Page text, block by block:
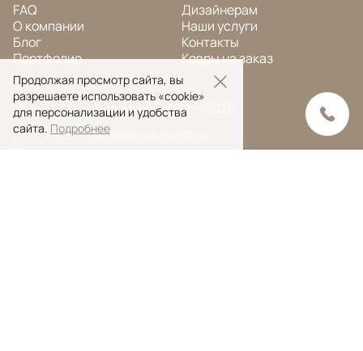
FAQ
О компании
Блог
Портфолио
Дизайнерам
Наши услуги
Контакты
Ковры на заказ
© Ansy Carpet Company 2005 — 2026
Политика конфиденциальности
Продолжая просмотр сайта, вы
разрешаете использовать «cookie»
для персонализации и удобства
сайта. Подробнее